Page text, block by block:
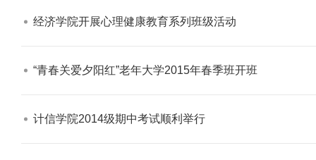
经济学院开展心理健康教育系列班级活动​
“青春关爱夕阳红”老年大学2015年春季班开班​
计信学院2014级期中考试顺利举行​